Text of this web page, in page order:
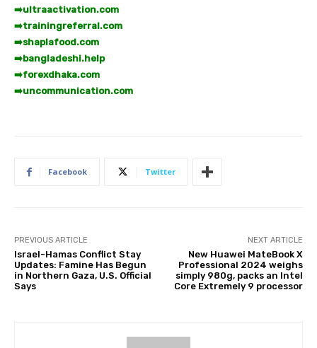
➡️ultraactivation.com
➡️trainingreferral.com
➡️shaplafood.com
➡️bangladeshi.help
➡️forexdhaka.com
➡️uncommunication.com
Facebook Twitter
PREVIOUS ARTICLE
Israel-Hamas Conflict Stay
Updates: Famine Has Begun
in Northern Gaza, U.S. Official
Says
NEXT ARTICLE
New Huawei MateBook X
Professional 2024 weighs
simply 980g, packs an Intel
Core Extremely 9 processor